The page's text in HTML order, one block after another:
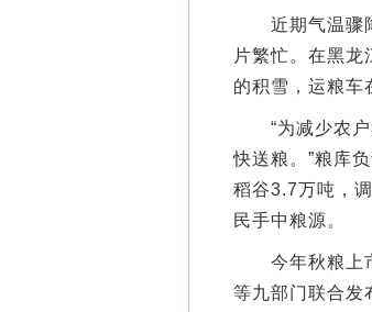
近期气温骤降
片繁忙。在黑
的积雪，运粮车
“为减少农户
快送粮。”粮库
稻谷3.7万吨，
民手中粮源。
今年秋粮上市
等九部门联合发